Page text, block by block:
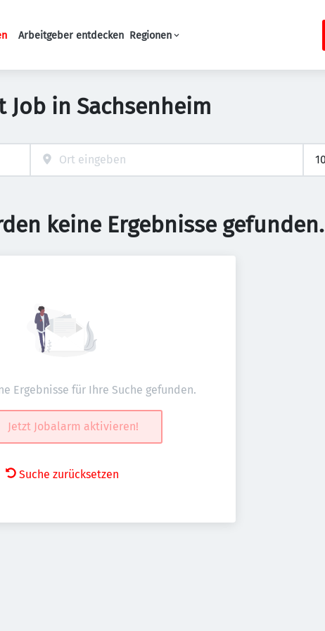
Haupt-Navigation
Arbeitgeber entdecken Regionen
Job in Sachsenheim
keine Ergebnisse gefunden.
Ergebnisse für Ihre Suche gefunden.
Jetzt Jobalarm aktivieren!
Suche zurücksetzen